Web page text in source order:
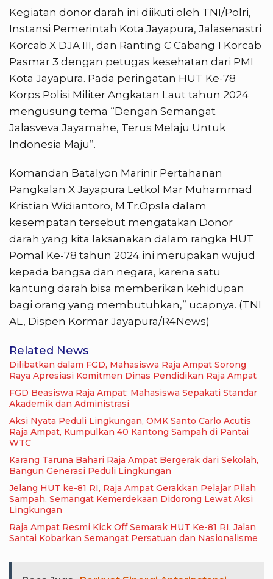
Kegiatan donor darah ini diikuti oleh TNI/Polri,
Instansi Pemerintah Kota Jayapura, Jalasenastri
Korcab X DJA III, dan Ranting C Cabang 1 Korcab
Pasmar 3 dengan petugas kesehatan dari PMI
Kota Jayapura. Pada peringatan HUT Ke-78
Korps Polisi Militer Angkatan Laut tahun 2024
mengusung tema “Dengan Semangat
Jalasveva Jayamahe, Terus Melaju Untuk
Indonesia Maju”.
Komandan Batalyon Marinir Pertahanan
Pangkalan X Jayapura Letkol Mar Muhammad
Kristian Widiantoro, M.Tr.Opsla dalam
kesempatan tersebut mengatakan Donor
darah yang kita laksanakan dalam rangka HUT
Pomal Ke-78 tahun 2024 ini merupakan wujud
kepada bangsa dan negara, karena satu
kantung darah bisa memberikan kehidupan
bagi orang yang membutuhkan,” ucapnya. (TNI
AL, Dispen Kormar Jayapura/R4News)
Related News
Dilibatkan dalam FGD, Mahasiswa Raja Ampat Sorong
Raya Apresiasi Komitmen Dinas Pendidikan Raja Ampat
FGD Beasiswa Raja Ampat: Mahasiswa Sepakati Standar
Akademik dan Administrasi
Aksi Nyata Peduli Lingkungan, OMK Santo Carlo Acutis
Raja Ampat, Kumpulkan 40 Kantong Sampah di Pantai
WTC
Karang Taruna Bahari Raja Ampat Bergerak dari Sekolah,
Bangun Generasi Peduli Lingkungan
Jelang HUT ke-81 RI, Raja Ampat Gerakkan Pelajar Pilah
Sampah, Semangat Kemerdekaan Didorong Lewat Aksi
Lingkungan
Raja Ampat Resmi Kick Off Semarak HUT Ke-81 RI, Jalan
Santai Kobarkan Semangat Persatuan dan Nasionalisme